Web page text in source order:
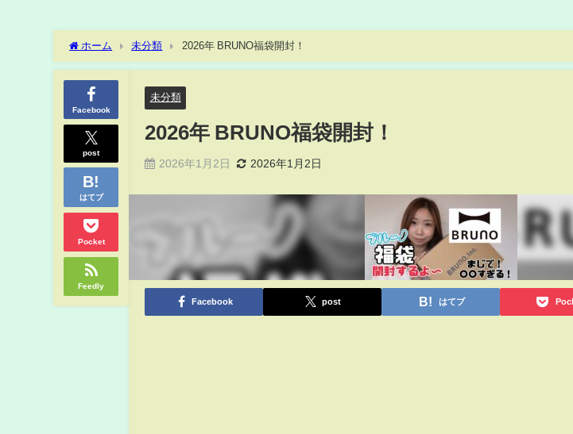
ホーム 未分類 2026年 BRUNO福袋開封！
Facebook
post
はてブ
Pocket
Feedly
未分類
2026年 BRUNO福袋開封！
2026年1月2日 2026年1月2日
Facebook post はてブ